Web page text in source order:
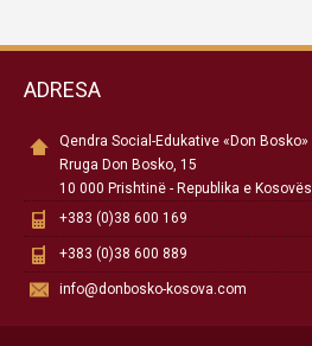
ADRESA
Qendra Social-Edukative «Don Bosko»
Rruga Don Bosko, 15
10 000 Prishtinë - Republika e Kosovës
+383 (0)38 600 169
+383 (0)38 600 889
info@donbosko-kosova.com